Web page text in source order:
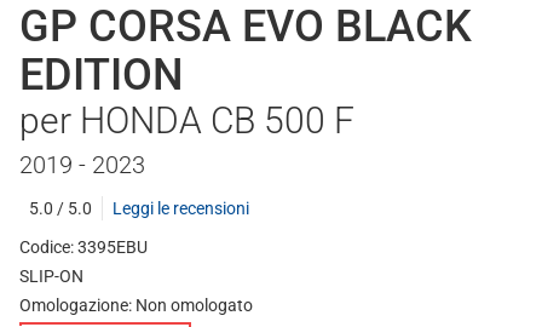
GP CORSA EVO BLACK
EDITION
per HONDA CB 500 F
2019 - 2023
5.0 / 5.0
Leggi le recensioni
Codice: 3395EBU
SLIP-ON
Omologazione: Non omologato